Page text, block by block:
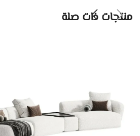
منتجات ذات صلة